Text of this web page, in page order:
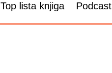
Top lista knjiga Podcast